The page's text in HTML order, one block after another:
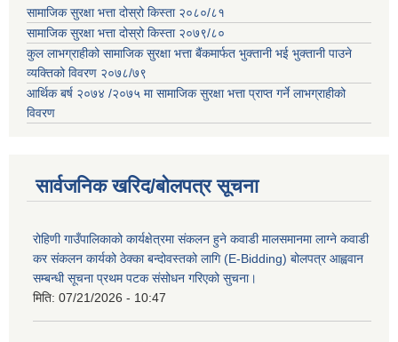
सामाजिक सुरक्षा भत्ता दोस्रो किस्ता २०८०/८१
सामाजिक सुरक्षा भत्ता दोस्रो किस्ता २०७९/८०
कुल लाभग्राहीको सामाजिक सुरक्षा भत्ता बैंकमार्फत भुक्तानी भई भुक्तानी पाउने
व्यक्तिको विवरण २०७८/७९
आर्थिक बर्ष २०७४ /२०७५ मा सामाजिक सुरक्षा भत्ता प्राप्त गर्ने लाभग्राहीको
विवरण
सार्वजनिक खरिद/बोलपत्र सूचना
रोहिणी गाउँपालिकाको कार्यक्षेत्रमा संकलन हुने कवाडी मालसमानमा लाग्ने कवाडी
कर संकलन कार्यको ठेक्का बन्दोवस्तको लागि (E-Bidding) बोलपत्र आह्ववान
सम्बन्धी सूचना प्रथम पटक संसोधन गरिएको सुचना।
मिति: 07/21/2026 - 10:47